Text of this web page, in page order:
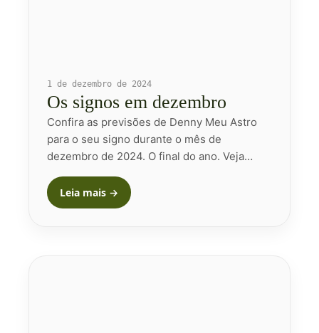
1 de dezembro de 2024
Os signos em dezembro
Confira as previsões de Denny Meu Astro
para o seu signo durante o mês de
dezembro de 2024. O final do ano. Veja…
Leia mais →